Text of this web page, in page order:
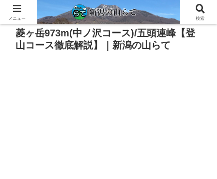
PR
菱ヶ岳973m(中ノ沢コース)/五頭連峰【登
山コース徹底解説】｜新潟の山らて
メニュー 検索